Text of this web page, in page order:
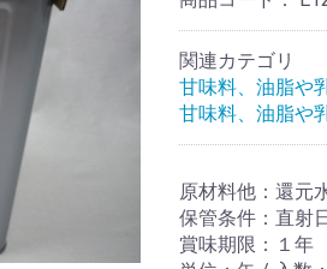
関連カテゴリ
甘味料、油脂や
甘味料、油脂や
原材料他：還元
保管条件：直射
賞味期限：１年